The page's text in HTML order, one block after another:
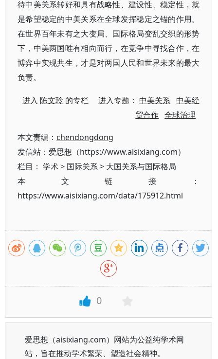
待中美关系转好和具有战略性、建设性、稳定性，就
是希望稳定的中美关系在全球发挥稳定之锚的作用。
在世界百年未有之大变局、国际格局变乱交织的形势
下，中美两国唯有相向而行，在竞争中寻找合作，在
博弈中实现共生，才是对两国人民和世界未来的最大
负责。
进入陈文玲 的专栏 进入专题：中美关系 中美经
贸合作 全球治理
本文责编： chendongdong
发信站：爱思想（https://www.aisixiang.com）
栏目： 学术> 国际关系> 大国关系与国际格局
本文链接：
https://www.aisixiang.com/data/175912.html
0
爱思想（aisixiang.com）网站为公益纯学术网
站，旨在推动学术繁荣、塑造社会精神。